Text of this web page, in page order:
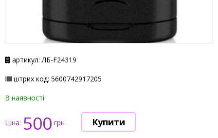
артикул: ЛБ-F24319
штрих код: 5600742917205
В наявності
Ціна: 500 грн